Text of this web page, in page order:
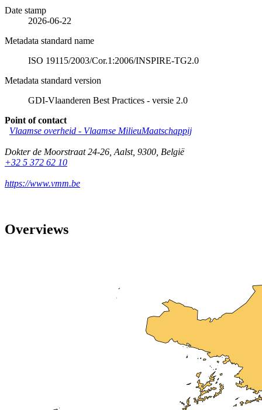
Date stamp
2026-06-22
Metadata standard name
ISO 19115/2003/Cor.1:2006/INSPIRE-TG2.0
Metadata standard version
GDI-Vlaanderen Best Practices - versie 2.0
Point of contact
Vlaamse overheid - Vlaamse MilieuMaatschappij
Dokter de Moorstraat 24-26 Aalst, 9300 België
+32 5 372 62 10
https://www.vmm.be
Overviews